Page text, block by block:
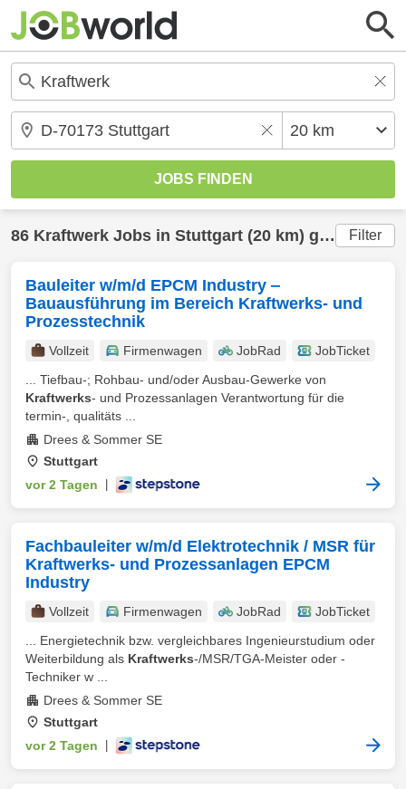
86 Kraftwerk Jobs in Stuttgart (20 km) gefunden Filter
Bauleiter w/m/d EPCM Industry ‒
Bauausführung im Bereich Kraftwerks- und
Prozesstechnik
Vollzeit Firmenwagen JobRad
JobTicket
... Tiefbau-; Rohbau- und/oder Ausbau-Gewerke von
Kraftwerks- und Prozessanlagen Verantwortung für die
termin-, qualitäts ...
Drees & Sommer SE
Stuttgart
vor 2 Tagen
Fachbauleiter w/m/d Elektrotechnik / MSR für
Kraftwerks- und Prozessanlagen EPCM
Industry
Vollzeit Firmenwagen JobRad
JobTicket
... Energietechnik bzw. vergleichbares Ingenieurstudium oder
Weiterbildung als Kraftwerks-/MSR/TGA-Meister oder -
Techniker w ...
Drees & Sommer SE
Stuttgart
vor 2 Tagen